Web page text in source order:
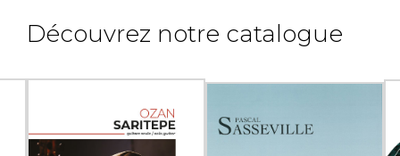
Découvrez notre catalogue